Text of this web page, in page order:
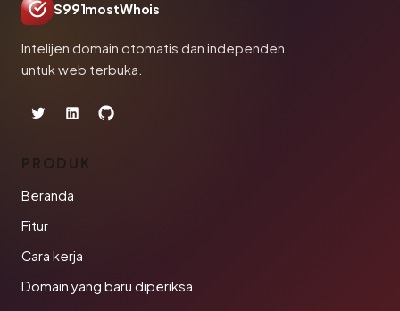
S991mostWhois
Intelijen domain otomatis dan independen
untuk web terbuka.
PRODUK
Beranda
Fitur
Cara kerja
Domain yang baru diperiksa